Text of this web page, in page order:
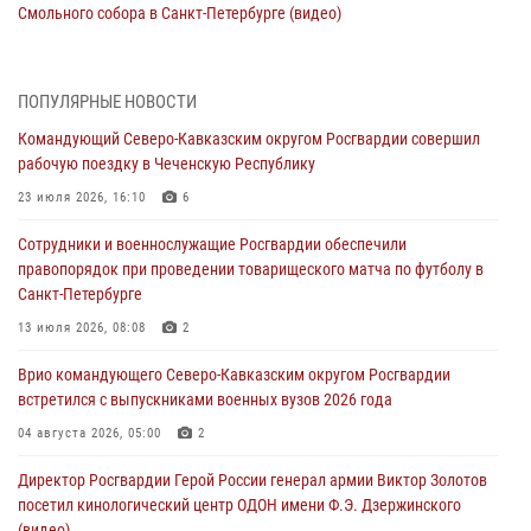
Смольного собора в Санкт-Петербурге (видео)
В Курске росгвардейцы провели занятие по основам
07 августа 2026, 11:33
Рэпер ST посетил раненых росгвардейцев в Главном военном
07 августа 2026, 11:18
Патриотическая акция «Каникулы с Росгвардией» прошла в
Воронеже
В Ставрополе офицеры Росгвардии стали участниками пресс-
конференции по вопросам в сфере оборота оружия
ПОПУЛЯРНЫЕ НОВОСТИ
Командующий Северо-Кавказским округом Росгвардии совершил
рабочую поездку в Чеченскую Республику
23 июля 2026, 16:10 6
Сотрудники и военнослужащие Росгвардии обеспечили
правопорядок при проведении товарищеского матча по футболу в
Санкт-Петербурге
13 июля 2026, 08:08 2
Врио командующего Северо-Кавказским округом Росгвардии
встретился с выпускниками военных вузов 2026 года
04 августа 2026, 05:00 2
Директор Росгвардии Герой России генерал армии Виктор Золотов
посетил кинологический центр ОДОН имени Ф.Э. Дзержинского